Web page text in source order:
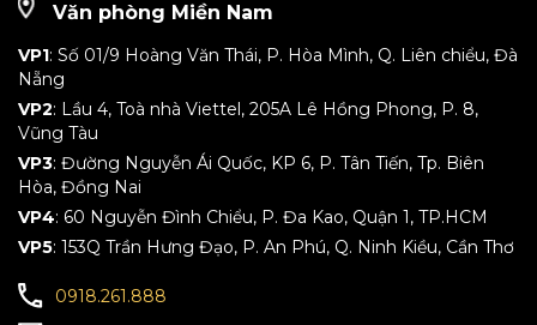
Văn phòng Miền Nam
VP1: Số 01/9 Hoàng Văn Thái, P. Hòa Mình, Q. Liên chiểu, Đà
Nẵng
VP2: Lầu 4, Toà nhà Viettel, 205A Lê Hồng Phong, P. 8,
Vũng Tàu
VP3: Đường Nguyễn Ái Quốc, KP 6, P. Tân Tiến, Tp. Biên
Hòa, Đồng Nai
VP4: 60 Nguyễn Đình Chiểu, P. Đa Kao, Quận 1, TP.HCM
VP5: 153Q Trần Hưng Đạo, P. An Phú, Q. Ninh Kiều, Cần Thơ
0918.261.888